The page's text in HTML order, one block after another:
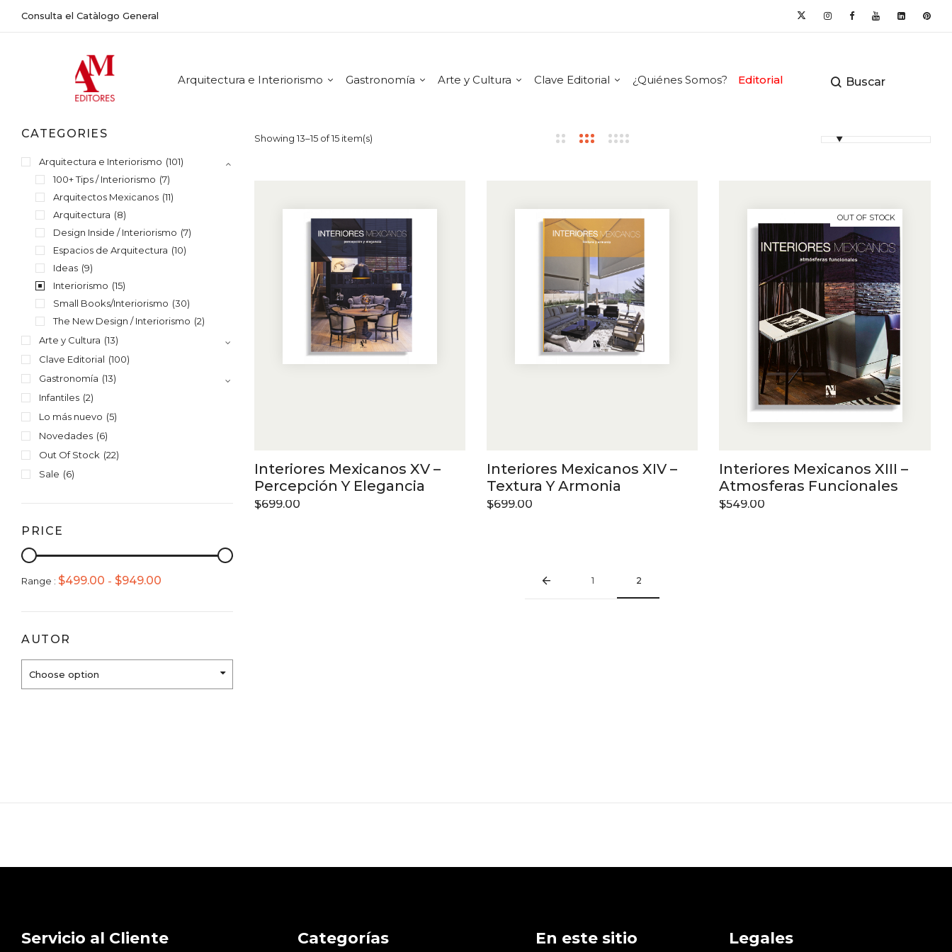
Consulta el Catàlogo General
Arquitectura e Interiorismo Gastronomía Arte y Cultura Clave Editorial ¿Quiénes Somos? Editorial Buscar
CATEGORIES
Arquitectura e Interiorismo (101)
100+ Tips / Interiorismo (7)
Arquitectos Mexicanos (11)
Arquitectura (8)
Design Inside / Interiorismo (7)
Espacios de Arquitectura (10)
Ideas (9)
Interiorismo (15)
Small Books/Interiorismo (30)
The New Design / Interiorismo (2)
Arte y Cultura (13)
Clave Editorial (100)
Gastronomía (13)
Infantiles (2)
Lo más nuevo (5)
Novedades (6)
Out Of Stock (22)
Sale (6)
PRICE
Range : $499.00 - $949.00
AUTOR
Choose option
Showing 13–15 of 15 item(s)
Interiores Mexicanos XV –
Percepción Y Elegancia
$699.00
Interiores Mexicanos XIV –
Textura Y Armonia
$699.00
OUT OF STOCK
Interiores Mexicanos XIII –
Atmosferas Funcionales
$549.00
1 2
Servicio al Cliente Categorías En este sitio Legales